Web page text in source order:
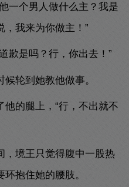
一个男人做什么主？我是
，我来为你做主！”
歉是吗？行，你出去！”
轮到她教他做事。
的腿上，“行，不出就不
，境王只觉得腹中一股热
抱住她的腰肢。